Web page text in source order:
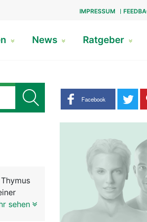
IMPRESSUM
News Ratgeber
Share buttons
Facebook
eine
sehen